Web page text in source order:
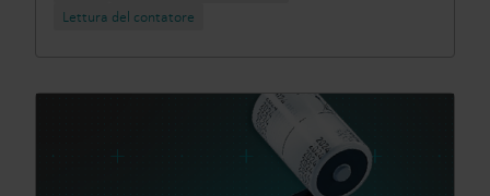
Lettura del contatore